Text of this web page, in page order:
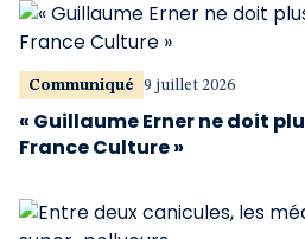
Communiqué 9 juillet 2026
« Guillaume Erner ne doit
France Culture »